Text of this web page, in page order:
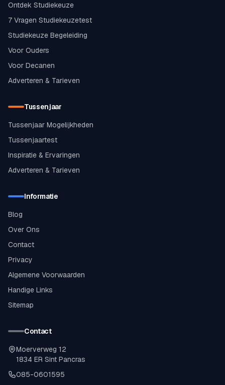
Ontdek Studiekeuze
7 Vragen Studiekeuzetest
Studiekeuze Begeleiding
Voor Ouders
Voor Decanen
Adverteren & Tarieven
Tussenjaar
Tussenjaar Mogelijkheden
Tussenjaartest
Inspiratie & Ervaringen
Adverteren & Tarieven
Informatie
Blog
Over Ons
Contact
Privacy
Algemene Voorwaarden
Handige Links
Sitemap
Contact
Moerverweg 12
1834 ER Sint Pancras
085-0601595